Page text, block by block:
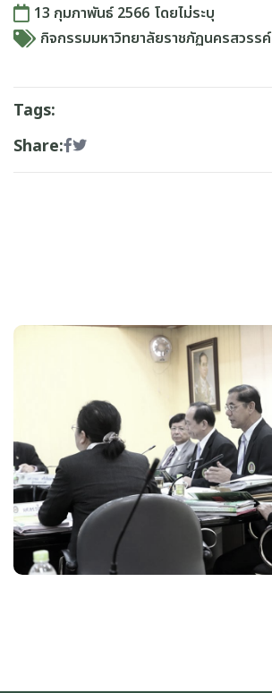
13 กุมภาพันธ์ 2566 โดยไม่ระบุ
กิจกรรมมหาวิทยาลัยราชภัฏนครสวรรค์
Tags:
Share: